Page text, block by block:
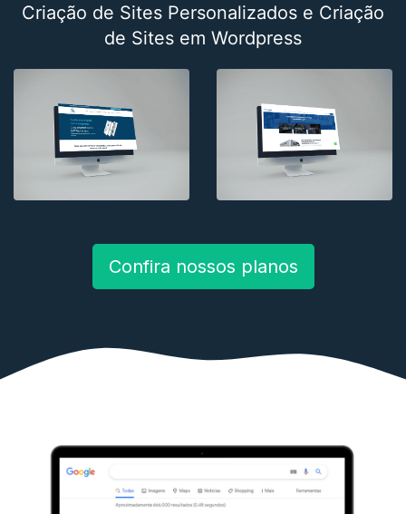
Criação de Sites Personalizados e Criação
de Sites em Wordpress
Confira nossos planos